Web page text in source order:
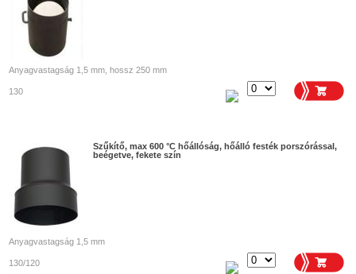
Anyagvastagság 1,5 mm, hossz 250 mm
130
Szűkítő, max 600 °C hőállóság, hőálló festék porszórással,
beégetve, fekete szín
Anyagvastagság 1,5 mm
130/120